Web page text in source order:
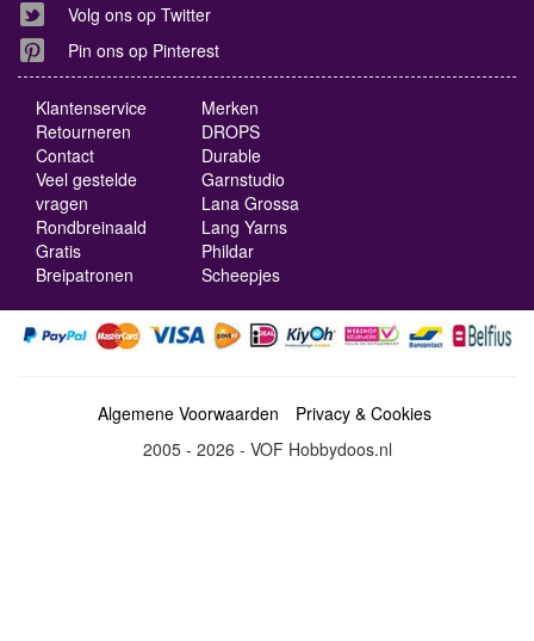
Volg ons op Twitter
Pin ons op Pinterest
Klantenservice
Retourneren
Contact
Veel gestelde
vragen
Rondbreinaald
Gratis
Breipatronen
Merken
DROPS
Durable
Garnstudio
Lana Grossa
Lang Yarns
Phildar
Scheepjes
Algemene Voorwaarden
Privacy & Cookies
2005 - 2026 - VOF Hobbydoos.nl